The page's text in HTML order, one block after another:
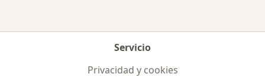
Servicio
Privacidad y cookies